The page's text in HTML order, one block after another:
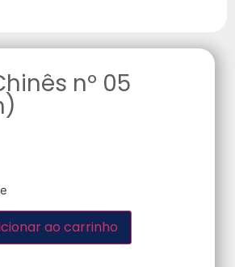
nº 05
ao carrinho